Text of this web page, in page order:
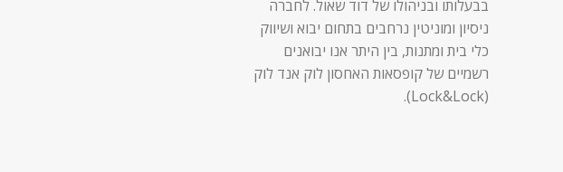
בבעלותו ובניהולו של דוד שאול. לחברה
ניסיון ומוניטין נרחבים בתחום יבוא ושיווק
כלי בית ומתנות, בין היתר אנו יבואנים
רשמיים של קופסאות האחסון לוק אנד לוק
(Lock&Lock).